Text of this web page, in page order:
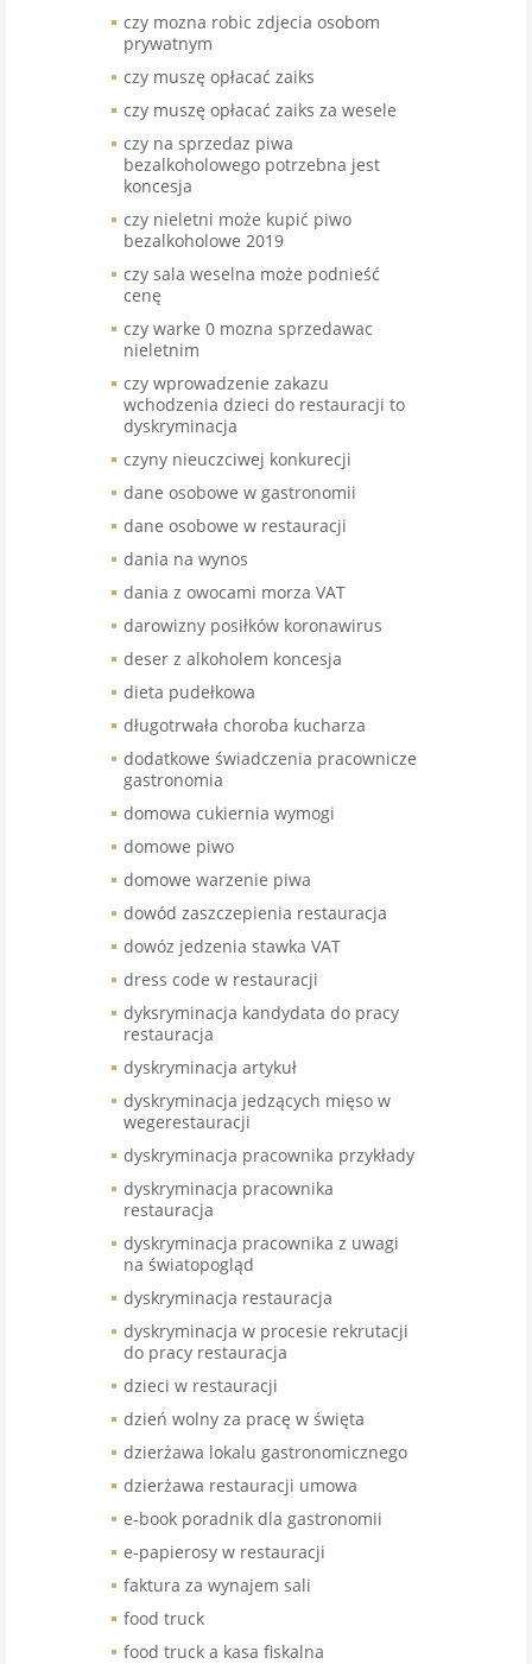
czy mozna robic zdjecia osobom
prywatnym
czy muszę opłacać zaiks
czy muszę opłacać zaiks za wesele
czy na sprzedaz piwa
bezalkoholowego potrzebna jest
koncesja
czy nieletni może kupić piwo
bezalkoholowe 2019
czy sala weselna może podnieść
cenę
czy warke 0 mozna sprzedawac
nieletnim
czy wprowadzenie zakazu
wchodzenia dzieci do restauracji to
dyskryminacja
czyny nieuczciwej konkurecji
dane osobowe w gastronomii
dane osobowe w restauracji
dania na wynos
dania z owocami morza VAT
darowizny posiłków koronawirus
deser z alkoholem koncesja
dieta pudełkowa
długotrwała choroba kucharza
dodatkowe świadczenia pracownicze
gastronomia
domowa cukiernia wymogi
domowe piwo
domowe warzenie piwa
dowód zaszczepienia restauracja
dowóz jedzenia stawka VAT
dress code w restauracji
dyksryminacja kandydata do pracy
restauracja
dyskryminacja artykuł
dyskryminacja jedzących mięso w
wegerestauracji
dyskryminacja pracownika przykłady
dyskryminacja pracownika
restauracja
dyskryminacja pracownika z uwagi
na światopogląd
dyskryminacja restauracja
dyskryminacja w procesie rekrutacji
do pracy restauracja
dzieci w restauracji
dzień wolny za pracę w święta
dzierżawa lokalu gastronomicznego
dzierżawa restauracji umowa
e-book poradnik dla gastronomii
e-papierosy w restauracji
faktura za wynajem sali
food truck
food truck a kasa fiskalna